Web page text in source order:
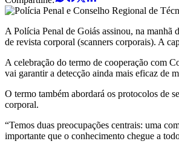
A Polícia Penal de Goiás assinou, na manhã
de revista corporal (scanners corporais). A
A celebração do termo de cooperação com
vai garantir a detecção ainda mais eficaz de
O termo também abordará os protocolos de
corporal.
“Temos duas preocupações centrais: uma
importante que o conhecimento chegue a